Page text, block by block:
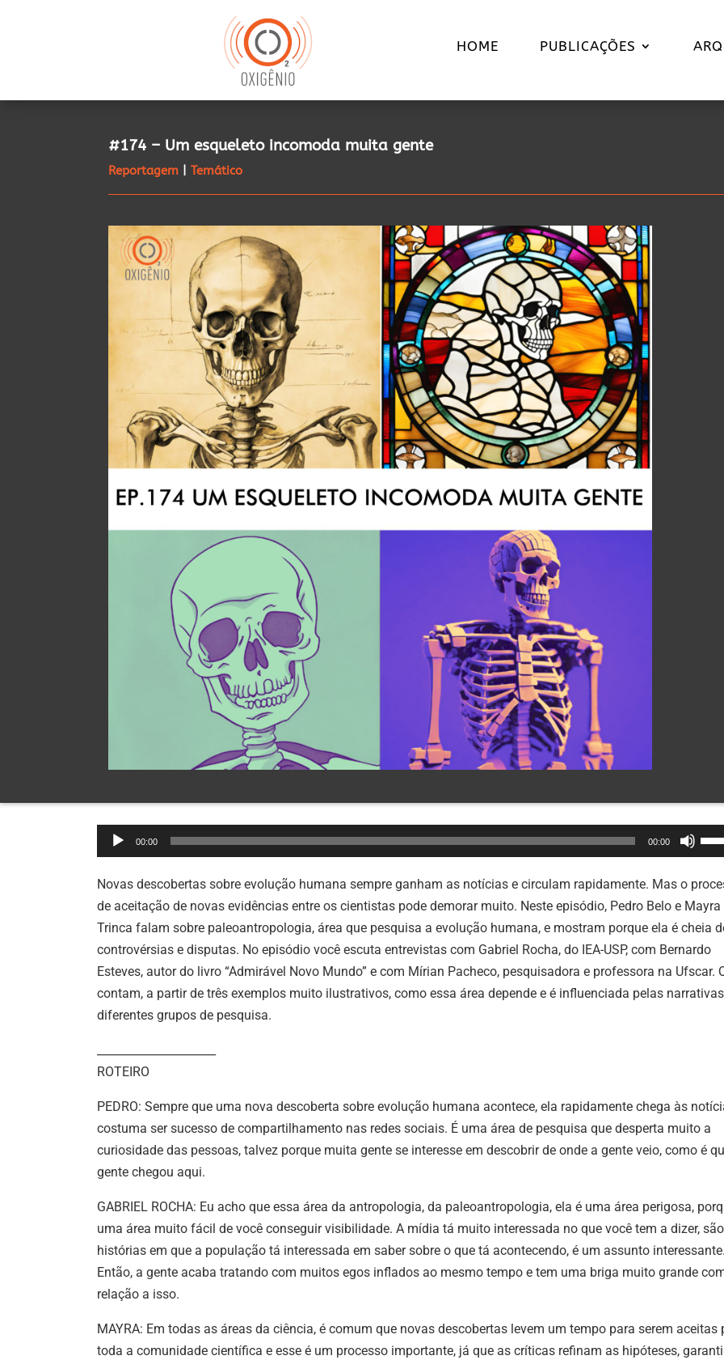
HOME PUBLICAÇÕES
#174 – Um esqueleto incomoda muita gente
Reportagem |Temático
Tocador
de
áudio
00:00 00:00
Use
as
para
ou
Novas descobertas sobre evolução humana sempre ganham as notícias e circulam rapidamente. Mas o
de aceitação de novas evidências entre os cientistas pode demorar muito. Neste episódio, Pedro Belo e Mayra
Trinca falam sobre paleoantropologia, área que pesquisa a evolução humana, e mostram porque ela é cheia
controvérsias e disputas. No episódio você escuta entrevistas com Gabriel Rocha, do IEA-USP, com Bernardo
Esteves, autor do livro “Admirável Novo Mundo” e com Mírian Pacheco, pesquisadora e professora na Ufscar.
contam, a partir de três exemplos muito ilustrativos, como essa área depende e é influenciada pelas
diferentes grupos de pesquisa.
ROTEIRO
PEDRO: Sempre que uma nova descoberta sobre evolução humana acontece, ela rapidamente chega às
costuma ser sucesso de compartilhamento nas redes sociais. É uma área de pesquisa que desperta muito a
curiosidade das pessoas, talvez porque muita gente se interesse em descobrir de onde a gente veio, como é
gente chegou aqui.
GABRIEL ROCHA: Eu acho que essa área da antropologia, da paleoantropologia, ela é uma área perigosa,
uma área muito fácil de você conseguir visibilidade. A mídia tá muito interessada no que você tem a dizer, são
histórias em que a população tá interessada em saber sobre o que tá acontecendo, é um assunto interessante.
Então, a gente acaba tratando com muitos egos inflados ao mesmo tempo e tem uma briga muito grande
relação a isso.
MAYRA: Em todas as áreas da ciência, é comum que novas descobertas levem um tempo para serem aceitas
toda a comunidade científica e esse é um processo importante, já que as críticas refinam as hipóteses,